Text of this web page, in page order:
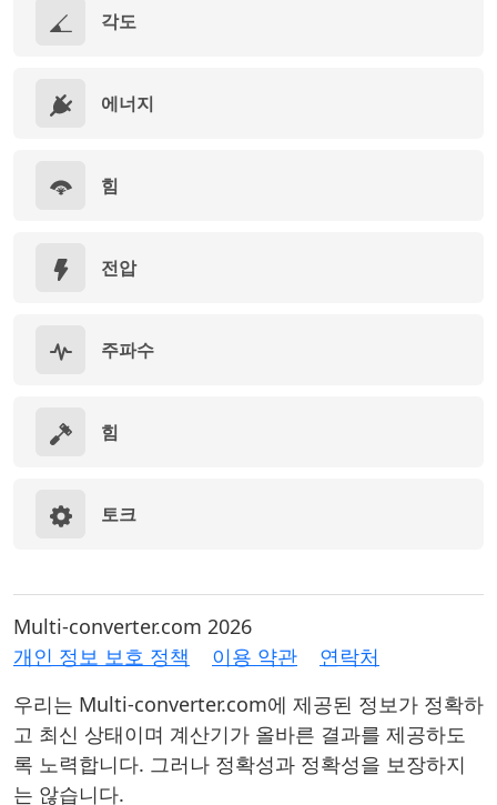
각도
에너지
힘
전압
주파수
힘
토크
Multi-converter.com 2026
개인 정보 보호 정책
이용 약관
연락처
우리는 Multi-converter.com에 제공된 정보가 정확하
고 최신 상태이며 계산기가 올바른 결과를 제공하도
록 노력합니다. 그러나 정확성과 정확성을 보장하지
는 않습니다.